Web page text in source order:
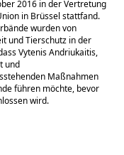
2016 in der Vertretung
in Brüssel stattfand.
wurden von
und Tierschutz in der
Vytenis Andriukaitis,
und
Maßnahmen
führen möchte, bevor
wird.